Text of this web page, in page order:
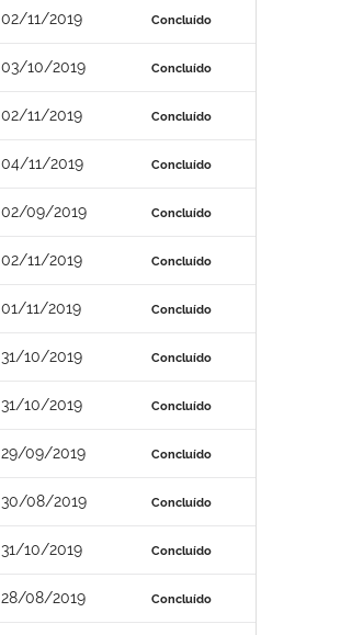
02/11/2019 Concluído
03/10/2019 Concluído
02/11/2019 Concluído
04/11/2019 Concluído
02/09/2019 Concluído
02/11/2019 Concluído
01/11/2019 Concluído
31/10/2019 Concluído
31/10/2019 Concluído
29/09/2019 Concluído
30/08/2019 Concluído
31/10/2019 Concluído
28/08/2019 Concluído